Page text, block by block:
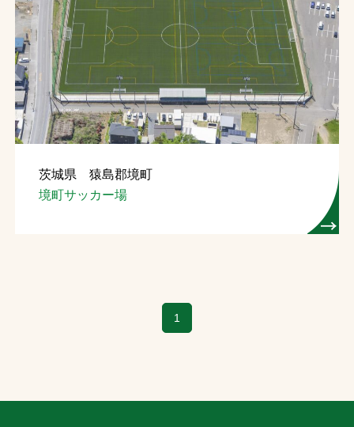
文字の見えづらさや操作にお困りの方へ
茨城県 猿島郡境町
境町サッカー場
1